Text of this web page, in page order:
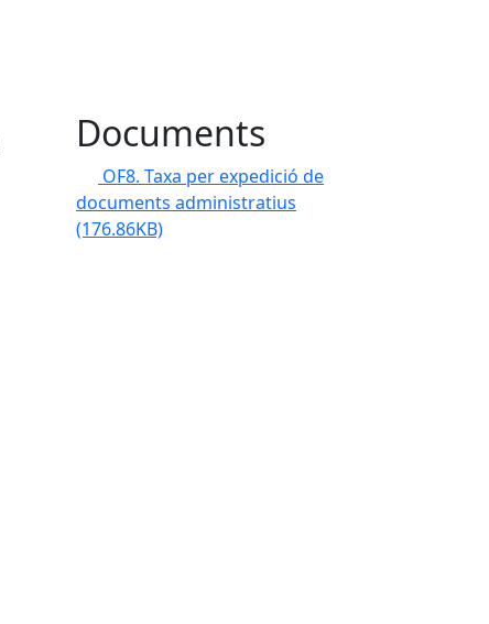
Documents
OF8. Taxa per expedició de
documents administratius
(176.86KB)